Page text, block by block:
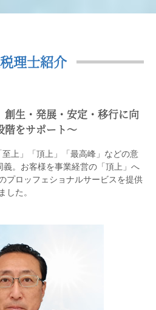
理士紹介
創生・発展・安定・移行に向
階をサポート〜
至上」「頂上」「最高峰」などの意
。お客様を事業経営の「頂上」へ
プロッフェショナルサービスを提供
した。